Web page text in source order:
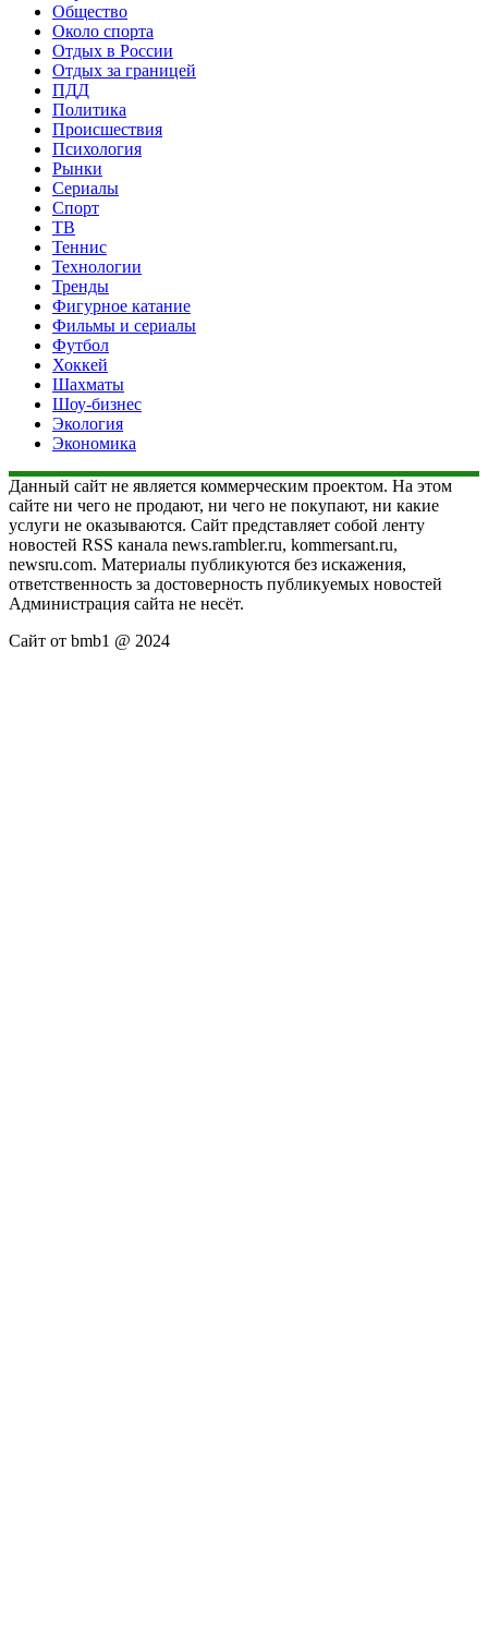
Общество
Около спорта
Отдых в России
Отдых за границей
ПДД
Политика
Происшествия
Психология
Рынки
Сериалы
Спорт
ТВ
Теннис
Технологии
Тренды
Фигурное катание
Фильмы и сериалы
Футбол
Хоккей
Шахматы
Шоу-бизнес
Экология
Экономика
Данный сайт не является коммерческим проектом. На этом
сайте ни чего не продают, ни чего не покупают, ни какие
услуги не оказываются. Сайт представляет собой ленту
новостей RSS канала news.rambler.ru, kommersant.ru,
newsru.com. Материалы публикуются без искажения,
ответственность за достоверность публикуемых новостей
Администрация сайта не несёт.
Сайт от bmb1 @ 2024